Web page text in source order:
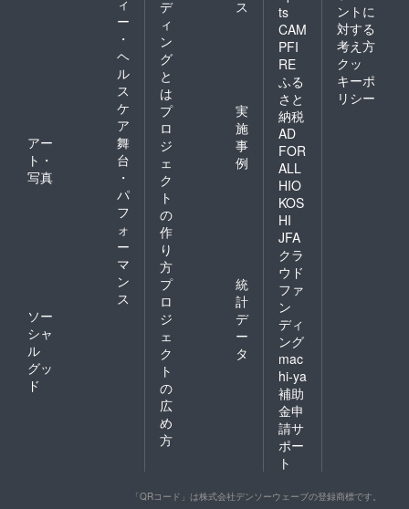
ー
・
ヘ
ル
ス
ケ
ア
アー
ト・
写真
舞
台
・
パ
フ
ォ
ー
マ
ン
ス
ソー
シャ
ル
グッ
ド
デ
ィ
ン
グ
と
は
ス
プ
ロ
ジ
ェ
ク
ト
の
作
り
方
実
施
事
例
プ
ロ
ジ
ェ
ク
ト
の
広
め
方
統
計
デ
ー
タ
ts
CAM
PFI
RE
ふる
さと
納税
AD
FOR
ALL
HIO
KOS
HI
JFA
クラ
ウド
ファ
ン
ディ
ング
mac
hi-ya
補助
金申
請サ
ポー
ト
ントに
対する
考え方
クッ
キーポ
リシー
「QRコード」は株式会社デンソーウェーブの登録商標です。